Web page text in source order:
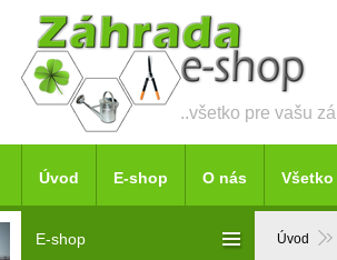
..všetko pre vašu
Úvod
E-shop
Úvod E-shop O nás